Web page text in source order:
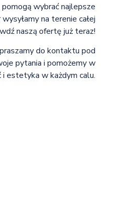
wybrać najlepsze
na terenie całej
naszą ofertę już teraz!
do kontaktu pod
pytania i pomożemy w
estetyka w każdym calu.